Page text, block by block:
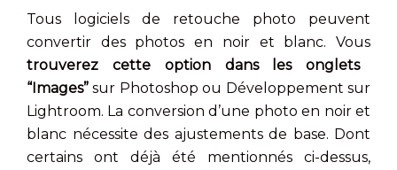
Tous logiciels de retouche photo peuvent
convertir des photos en noir et blanc. Vous
trouverez cette option dans les onglets
“Images”sur Photoshop ou Développement sur
Lightroom. La conversion d’une photo en noir et
blanc nécessite des ajustements de base. Dont
certains ont déjà été mentionnés ci-dessus,